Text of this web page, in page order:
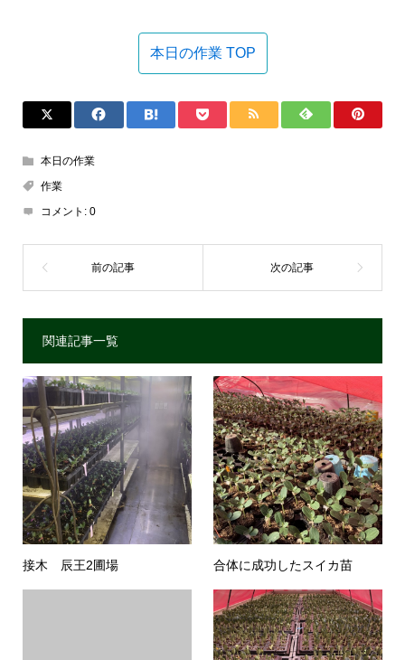
本日の作業 TOP
本日の作業
作業
コメント: 0
関連記事一覧
接木 辰王2圃場 合体に成功したスイカ苗